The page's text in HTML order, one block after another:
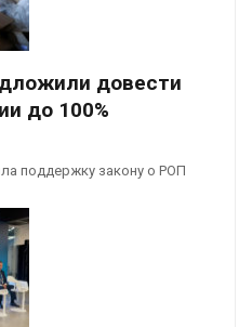
довести
до 100%
поддержку закону о РОП